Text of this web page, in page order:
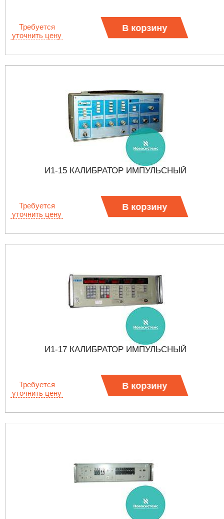
Требуется
уточнить цену
В корзину
И1-15 КАЛИБРАТОР ИМПУЛЬСНЫЙ
Требуется
уточнить цену
В корзину
И1-17 КАЛИБРАТОР ИМПУЛЬСНЫЙ
Требуется
уточнить цену
В корзину